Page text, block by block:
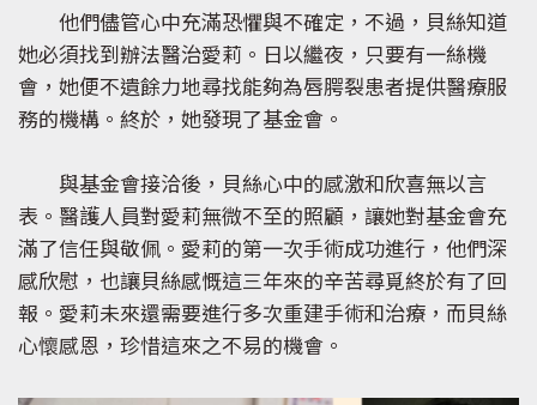
他們儘管心中充滿恐懼與不確定，不過，貝絲知道
她必須找到辦法醫治愛莉。日以繼夜，只要有一絲機
會，她便不遺餘力地尋找能夠為唇腭裂患者提供醫療服
務的機構。終於，她發現了基金會。
與基金會接洽後，貝絲心中的感激和欣喜無以言
表。醫護人員對愛莉無微不至的照顧，讓她對基金會充
滿了信任與敬佩。愛莉的第一次手術成功進行，他們深
感欣慰，也讓貝絲感慨這三年來的辛苦尋覓終於有了回
報。愛莉未來還需要進行多次重建手術和治療，而貝絲
心懷感恩，珍惜這來之不易的機會。